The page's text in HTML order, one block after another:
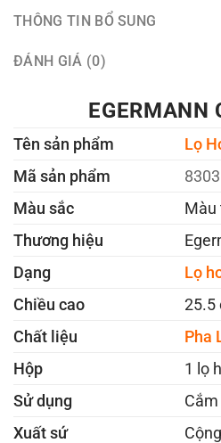
THÔNG TIN BỔ SUNG
ĐÁNH GIÁ (0)
EGERMANN
Tên sản phẩm
Lọ
Mã sản phẩm
Màu sắc
Màu
Thương hiệu
Dạng
Lọ
Chiều cao
25.5
Chất liệu
Pha
Hộp
1 lọ
Sử dụng
Xuất sứ